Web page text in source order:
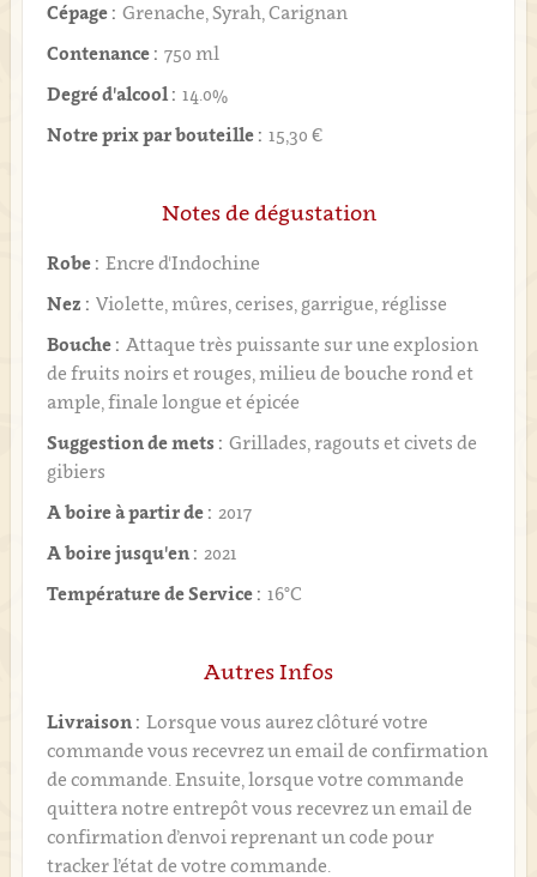
Cépage : Grenache, Syrah, Carignan
Contenance : 750 ml
Degré d'alcool : 14.0%
Notre prix par bouteille : 15,30 €
Notes de dégustation
Robe : Encre d'Indochine
Nez : Violette, mûres, cerises, garrigue, réglisse
Bouche : Attaque très puissante sur une explosion
de fruits noirs et rouges, milieu de bouche rond et
ample, finale longue et épicée
Suggestion de mets : Grillades, ragouts et civets de
gibiers
A boire à partir de : 2017
A boire jusqu'en : 2021
Température de Service : 16°C
Autres Infos
Livraison : Lorsque vous aurez clôturé votre
commande vous recevrez un email de confirmation
de commande. Ensuite, lorsque votre commande
quittera notre entrepôt vous recevrez un email de
confirmation d’envoi reprenant un code pour
tracker l’état de votre commande.